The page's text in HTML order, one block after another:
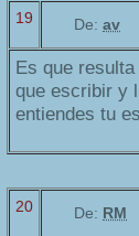
19 De: av
Es que
que escribir y
entiendes tu
20 De: RM